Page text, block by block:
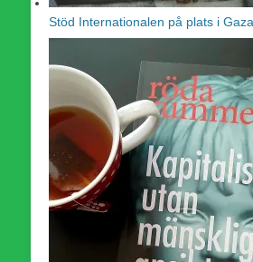
Stöd Internationalen på plats i